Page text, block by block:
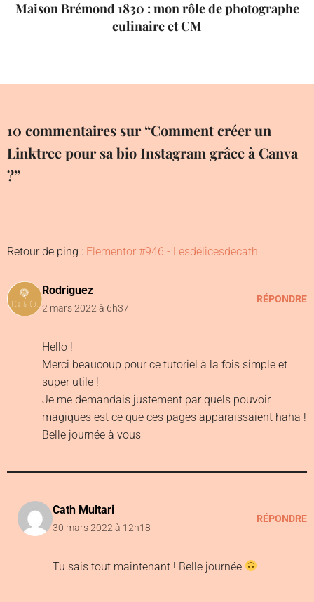
Maison Brémond 1830 : mon rôle de photographe
culinaire et CM
10 commentaires sur “Comment créer un
Linktree pour sa bio Instagram grâce à Canva
?”
Retour de ping : Elementor #946 - Lesdélicesdecath
Rodriguez
2 mars 2022 à 6h37
RÉPONDRE
Hello !
Merci beaucoup pour ce tutoriel à la fois simple et
super utile !
Je me demandais justement par quels pouvoir
magiques est ce que ces pages apparaissaient haha !
Belle journée à vous
Cath Multari
30 mars 2022 à 12h18
RÉPONDRE
Tu sais tout maintenant ! Belle journée